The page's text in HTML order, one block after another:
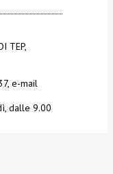
TEP,
e-mail
dalle 9.00